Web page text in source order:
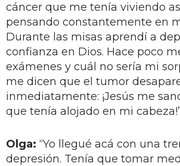
cáncer que me tenía viviendo
pensando constantemente en
Durante las misas aprendí a
confianza en Dios. Hace poco
exámenes y cuál no sería mi
me dicen que el tumor
inmediatamente: ¡Jesús me
que tenía alojado en mi
Olga: “Yo llegué acá con una
depresión. Tenía que tomar